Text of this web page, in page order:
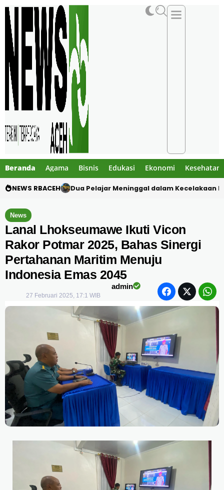
Beranda Agama Bisnis Edukasi Ekonomi Kesehatan
NEWS RBACEH Gibran Tegur Kadisdik Bireuen, Temukan 1
News
Lanal Lhokseumawe Ikuti Vicon
Rakor Potmar 2025, Bahas Sinergi
Pertahanan Maritim Menuju
Indonesia Emas 2045
admin
27 Februari 2025, 17:1 WIB